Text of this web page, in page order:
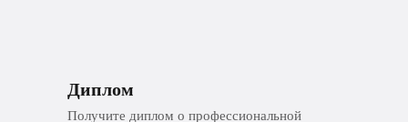
Диплом
Получите диплом о профессиональной